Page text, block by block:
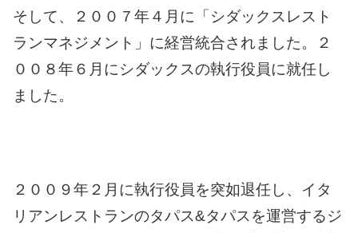
そして、２００７年４月に「シダックスレスト
ランマネジメント」に経営統合されました。
２
００８年６月にシダックスの執行役員に就任し
ました。
２００９年２月に執行役員を突如退任し、イタ
リアンレストランのタパス&タパスを運営するジ